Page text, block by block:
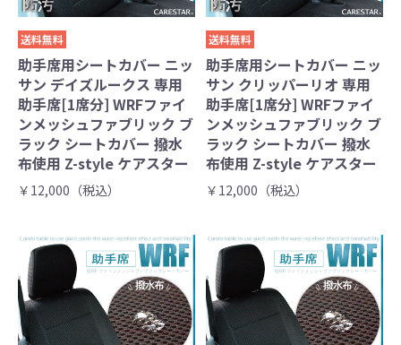
送料無料
助手席用シートカバー ニッ
サン デイズルークス 専用
助手席[1席分] WRFファイ
ンメッシュファブリック ブ
ラック シートカバー 撥水
布使用 Z-style ケアスター
￥12,000（税込）
送料無料
助手席用シートカバー ニッ
サン クリッパーリオ 専用
助手席[1席分] WRFファイ
ンメッシュファブリック ブ
ラック シートカバー 撥水
布使用 Z-style ケアスター
￥12,000（税込）